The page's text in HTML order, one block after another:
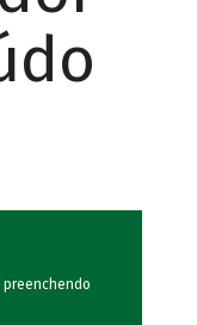
preenchendo